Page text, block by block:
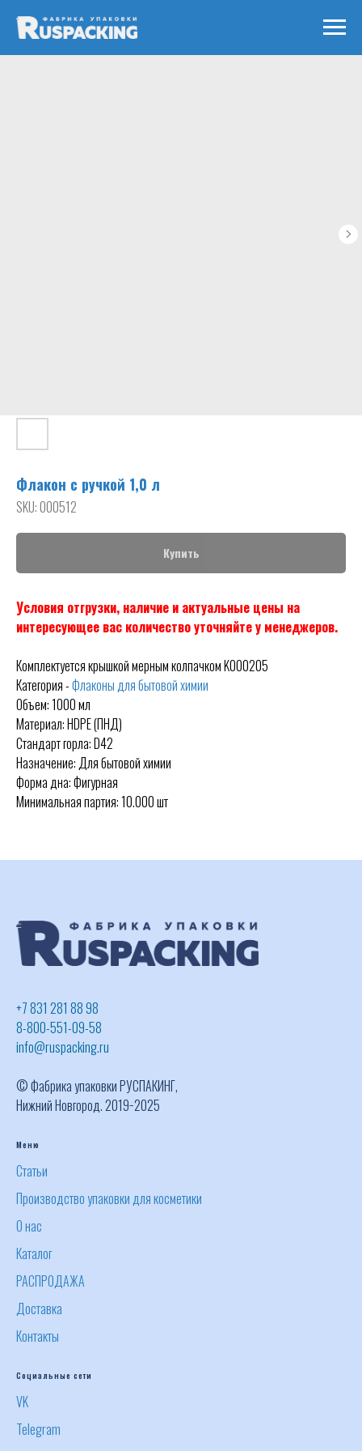
Флакон с ручкой 1,0 л
SKU:000512
Купить
Условия отгрузки, наличие и актуальные цены на
интересующее вас количество уточняйте у менеджеров.
Комплектуется крышкой мерным колпачком K000205
Категория -Флаконы для бытовой химии
Объем: 1000 мл
Материал: HDPE (ПНД)
Стандарт горла: D42
Назначение: Для бытовой химии
Форма дна: Фигурная
Минимальная партия: 10.000 шт
+7 831 281 88 98
8-800-551-09-58
info@ruspacking.ru
© Фабрика упаковки РУСПАКИНГ,
Нижний Новгород. 2019−2025
Меню
Статьи
Производство упаковки для косметики
О нас
Каталог
РАСПРОДАЖА
Доставка
Контакты
Социальные сети
VK
Telegram